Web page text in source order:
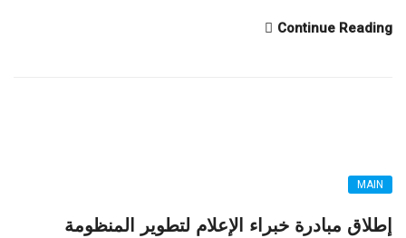
Continue Reading
MAIN
إطلاق مبادرة خبراء الإعلام لتطوير المنظومة